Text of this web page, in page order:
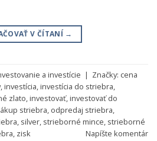
V ČÍTANÍ →
a investície | Značky: cena
,investícia,investícia do striebra,
zlato,investovať,investovať do
striebra, odpredaj striebra,
, silver, strieborné mince, strieborné
, zisk Napíšte komentár